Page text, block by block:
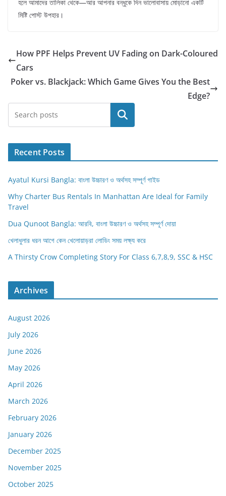
হলে আমাদের তালিকা থেকে—আর আপনার বন্ধুকে দিন ভালোবাসায় মোড়ানো একটি
মিষ্টি পোস্ট উপহার।
How PPF Helps Prevent UV Fading on Dark-Coloured
Cars
Poker vs. Blackjack: Which Game Gives You the Best
Edge?
Search
Recent Posts
Ayatul Kursi Bangla: বাংলা উচ্চারণ ও অর্থসহ সম্পূর্ণ গাইড
Why Charter Bus Rentals In Manhattan Are Ideal for Family
Travel
Dua Qunoot Bangla: আরবি, বাংলা উচ্চারণ ও অর্থসহ সম্পূর্ণ দোয়া
খেলাধুলার ধরন আগে কেন খেলোয়াড়রা লোডিং সময় লক্ষ্য করে
A Thirsty Crow Completing Story For Class 6,7,8,9, SSC & HSC
Archives
August 2026
July 2026
June 2026
May 2026
April 2026
March 2026
February 2026
January 2026
December 2025
November 2025
October 2025